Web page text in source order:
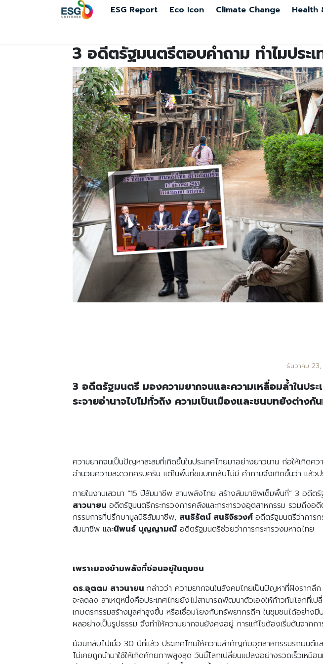
ESG Report Eco Icon Climate Change Health
3 อดีตรัฐมนตรีตอบคำถาม ทำไมประ
ธันวาคม
3 อดีตรัฐมนตรี มองความยากจนและความเหลื่อมล้ำในปร
ระจายอำนาจไปไม่ทั่วถึง ความเป็นเมืองและชนบทยังต่างกั
ความยากจนเป็นปัญหาสะสมที่เกิดขึ้นในประเทศไทยมาอย่างยาวนาน ก่อให้เกิด
อำนวยความสะดวกครบครัน แต่ในพื้นที่ชนบทกลับไม่มี คำถามจึงเกิดขึ้นว่า แล้วป
ภายในงานเสวนา “15 ปีสัมมาชีพ สานพลังไทย สร้างสัมมาชีพเต็มพื้นที่” 3 อดีต
สาวนายน อดีตรัฐมนตรีกระทรวงการคลังและกระทรวงอุตสาหกรรม รวมถึงอ
กรรมการที่ปรึกษามูลนิธิสัมมาชีพ, สนธิรัตน์ สนธิจิรวงศ์อดีตรัฐมนตรีว่าการ
สัมมาชีพ และนิพนธ์ บุญญามณี อดีตรัฐมนตรีช่วยว่าการกระทรวงมหาดไทย
เพราะมองข้ามพลังที่ซ่อนอยู่ในชุมชน
ดร.อุตตม สาวนายน กล่าวว่า ความยากจนในสังคมไทยเป็นปัญหาที่ฝังรากลึ
จะลดลง สาเหตุหนึ่งคือประเทศไทยยังไม่สามารถพัฒนาตัวเองให้ก้าวทันโลกที่เ
เกษตรกรรมสร้างมูลค่าสูงขึ้น หรือเชื่อมโยงกับทรัพยากรดีๆ ในชุมชนได้อย่าง
ผลอย่างเป็นรูปธรรม จึงทำให้ความยากจนยังคงอยู่ การแก้ไขต้องเริ่มต้นจากก
ย้อนกลับไปเมื่อ 30 ปีที่แล้ว ประเทศไทยให้ความสำคัญกับอุตสาหกรรมรถยนต์
ไม่เคยถูกนำมาใช้ให้เกิดศักยภาพสูงสุด วันนี้โลกเปลี่ยนแปลงอย่างรวดเร็วเหมื